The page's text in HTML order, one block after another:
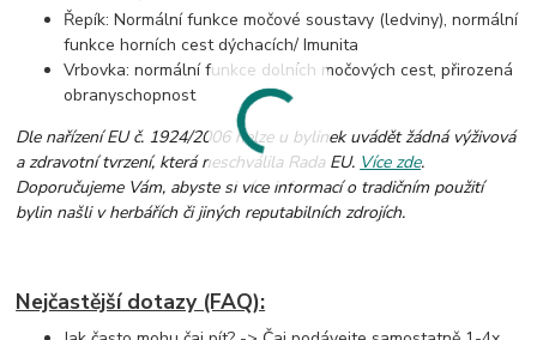
Řepík: Normální funkce močové soustavy (ledviny), normální
funkce horních cest dýchacích/ Imunita
Vrbovka: normální funkce dolních močových cest, přirozená
obranyschopnost
Dle nařízení EU č. 1924/2006 nelze u bylinek uvádět žádná výživová
a zdravotní tvrzení, která neschválila Rada EU. Více zde.
Doporučujeme Vám, abyste si více informací o tradičním použití
bylin našli v herbářích či jiných reputabilních zdrojích.
Nejčastější dotazy (FAQ):